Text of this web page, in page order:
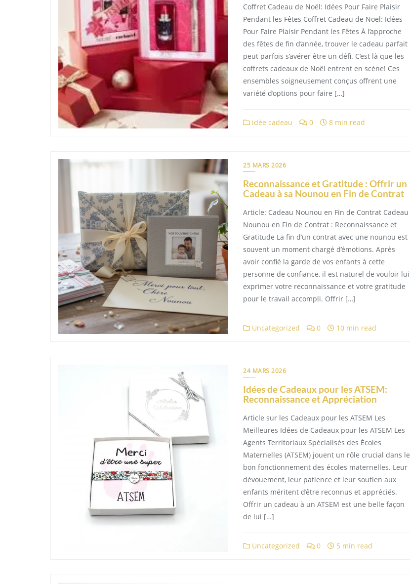
Coffret Cadeau de Noël: Idées Pour Faire Plaisir
Pendant les Fêtes Coffret Cadeau de Noël: Idées
Pour Faire Plaisir Pendant les Fêtes À l’approche
des fêtes de fin d’année, trouver le cadeau parfait
peut parfois s’avérer être un défi. C’est là que les
coffrets cadeaux de Noël entrent en scène! Ces
ensembles soigneusement conçus offrent une
variété d’options pour faire […]
idée cadeau 0 8 min read
25 MARS 2026
Reconnaissance et Gratitude : Offrir un
Cadeau à sa Nounou en Fin de Contrat
Article: Cadeau Nounou en Fin de Contrat Cadeau
Nounou en Fin de Contrat : Reconnaissance et
Gratitude La fin d’un contrat avec une nounou est
souvent un moment chargé d’émotions. Après
avoir confié la garde de vos enfants à cette
personne de confiance, il est naturel de vouloir lui
exprimer votre reconnaissance et votre gratitude
pour le travail accompli. Offrir […]
Uncategorized 0 10 min read
24 MARS 2026
Idées de Cadeaux pour les ATSEM:
Reconnaissance et Appréciation
Article sur les Cadeaux pour les ATSEM Les
Meilleures Idées de Cadeaux pour les ATSEM Les
Agents Territoriaux Spécialisés des Écoles
Maternelles (ATSEM) jouent un rôle crucial dans le
bon fonctionnement des écoles maternelles. Leur
dévouement, leur patience et leur soutien aux
enfants méritent d’être reconnus et appréciés.
Offrir un cadeau à un ATSEM est une belle façon
de lui […]
Uncategorized 0 5 min read